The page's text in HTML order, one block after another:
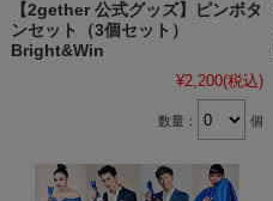
【2gether 公式グッズ】ピンボタ
ンセット（3個セット）
Bright&Win
¥2,200(税込)
数量： 個